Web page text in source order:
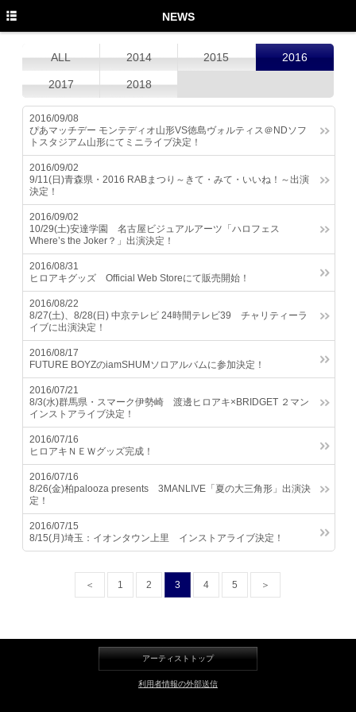
NEWS
ALL 2014 2015 2016
2017 2018
2016/09/08
ぴあマッチデー モンテディオ山形VS徳島ヴォルティス＠NDソフ
トスタジアム山形にてミニライブ決定！
2016/09/02
9/11(日)青森県・2016 RABまつり～きて・みて・いいね！～出演
決定！
2016/09/02
10/29(土)安達学園 名古屋ビジュアルアーツ「ハロフェス
Where’s the Joker？」出演決定！
2016/08/31
ヒロアキグッズ Official Web Storeにて販売開始！
2016/08/22
8/27(土)、8/28(日) 中京テレビ 24時間テレビ39 チャリティーラ
イブに出演決定！
2016/08/17
FUTURE BOYZのiamSHUMソロアルバムに参加決定！
2016/07/21
8/3(水)群馬県・スマーク伊勢崎 渡邊ヒロアキ×BRIDGET ２マン
インストアライブ決定！
2016/07/16
ヒロアキＮＥＷグッズ完成！
2016/07/16
8/26(金)柏palooza presents 3MANLIVE「夏の大三角形」出演決
定！
2016/07/15
8/15(月)埼玉：イオンタウン上里 インストアライブ決定！
＜ 1 2 3 4 5 ＞
アーティストトップ
利用者情報の外部送信
MEDIA
LIVE
DISCOGRAPHY
MOVIE
GOODS
Twitter
Instagram
Facebook
YouTube
LINE